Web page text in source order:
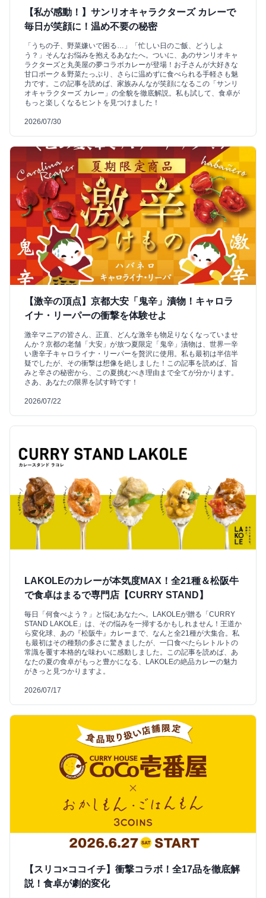
【私が感動！】サンリオキャラクターズ カレーで
毎日が笑顔に！温め不要の秘密
「うちの子、野菜嫌いで困る…」「忙しい日のご飯、どうしよ
う？」そんなお悩みを抱えるあなたへ。ついに、あのサンリオキャ
ラクターズと丸美屋の夢コラボカレーが登場！お子さんが大好きな
甘口ポーク＆野菜たっぷり、さらに温めずに食べられる手軽さも魅
力です。この記事を読めば、家族みんなが笑顔になるこの「サンリ
オキャラクターズ カレー」の全貌を徹底解説。私も試して、食卓が
もっと楽しくなるヒントを見つけました！
2026/07/30
【激辛の頂点】京都大安「鬼辛」漬物！キャロラ
イナ・リーパーの衝撃を体験せよ
激辛マニアの皆さん、正直、どんな激辛も物足りなくなっていませ
んか？京都の老舗「大安」が放つ夏限定「鬼辛」漬物は、世界一辛
い唐辛子キャロライナ・リーパーを贅沢に使用。私も最初は半信半
疑でしたが、その衝撃は想像を絶しました！この記事を読めば、旨
みと辛さの秘密から、この夏挑むべき理由まで全てが分かります。
さあ、あなたの限界を試す時です！
2026/07/22
LAKOLEのカレーが本気度MAX！全21種＆松阪牛
で食卓はまるで専門店【CURRY STAND】
毎日「何食べよう？」と悩むあなたへ。LAKOLEが贈る「CURRY
STAND LAKOLE」は、その悩みを一掃するかもしれません！王道か
ら変化球、あの『松阪牛』カレーまで、なんと全21種が大集合。私
も最初はその種類の多さに驚きましたが、一口食べたらレトルトの
常識を覆す本格的な味わいに感動しました。この記事を読めば、あ
なたの夏の食卓がもっと豊かになる、LAKOLEの絶品カレーの魅力
がきっと見つかりますよ。
2026/07/17
【スリコ×ココイチ】衝撃コラボ！全17品を徹底解
説！食卓が劇的変化